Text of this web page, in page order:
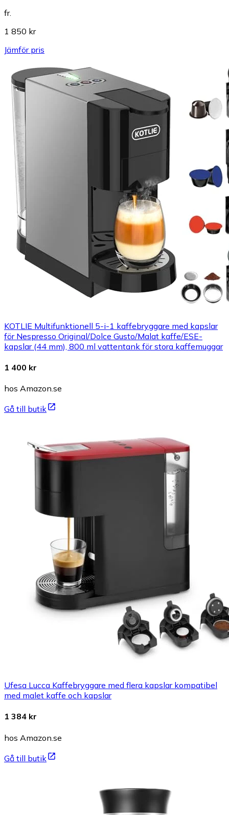
fr.
1 850 kr
Jämför pris
KOTLIE Multifunktionell 5-i-1 kaffebryggare med kapslar
för Nespresso Original/Dolce Gusto/Malat kaffe/ESE-
kapslar (44 mm), 800 ml vattentank för stora kaffemuggar
1 400 kr
hos Amazon.se
Gå till butik
Ufesa Lucca Kaffebryggare med flera kapslar kompatibel
med malet kaffe och kapslar
1 384 kr
hos Amazon.se
Gå till butik